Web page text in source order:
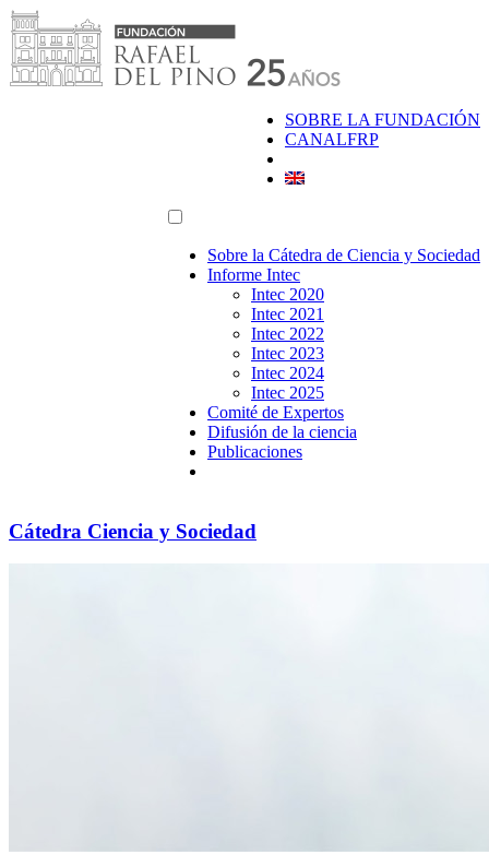
Saltar
al
contenido
SOBRE LA FUNDACIÓN
CANALFRP
Sobre la Cátedra de Ciencia y Sociedad
Informe Intec
Intec 2020
Intec 2021
Intec 2022
Intec 2023
Intec 2024
Intec 2025
Comité de Expertos
Difusión de la ciencia
Publicaciones
Cátedra Ciencia y Sociedad